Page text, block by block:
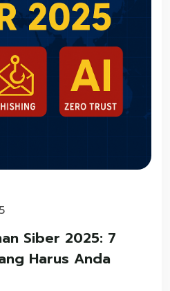
Siber 2025: 7
Harus Anda